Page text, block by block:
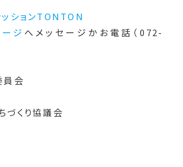
ッションTONTON
ジ へメッセージかお電話（072-
員会
づくり協議会